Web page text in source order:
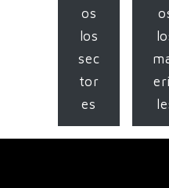
os
los
sec
tor
es